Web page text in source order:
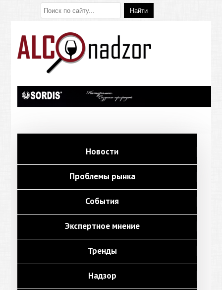
Новости
Проблемы рынка
События
Экспертное мнение
Тренды
Надзор